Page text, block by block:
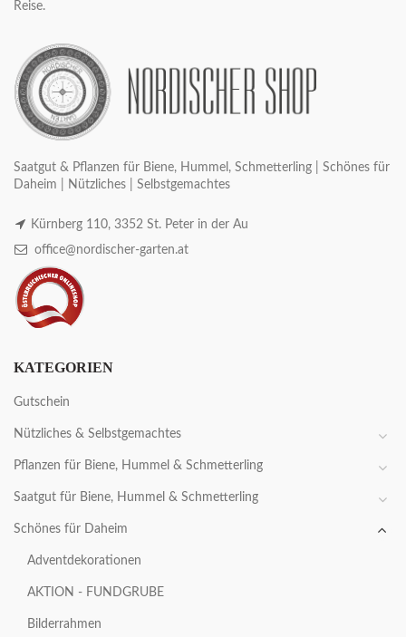
Reise.
Saatgut & Pflanzen für Biene, Hummel, Schmetterling | Schönes für
Daheim | Nützliches | Selbstgemachtes
Kürnberg 110, 3352 St. Peter in der Au
office@nordischer-garten.at
KATEGORIEN
Gutschein
Nützliches & Selbstgemachtes
Pflanzen für Biene, Hummel & Schmetterling
Saatgut für Biene, Hummel & Schmetterling
Schönes für Daheim
Adventdekorationen
AKTION - FUNDGRUBE
Bilderrahmen